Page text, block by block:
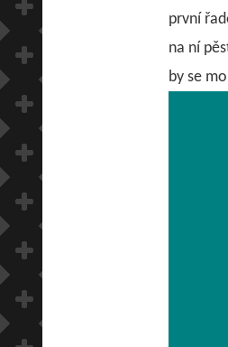
první
na ní
by se